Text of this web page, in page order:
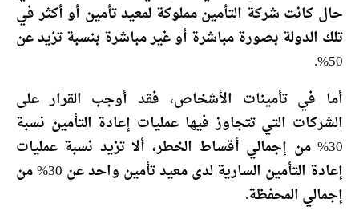
حال كانت شركة التأمين مملوكة لمعيد تأمين أو أكثر في
تلك الدولة بصورة مباشرة أو غير مباشرة بنسبة تزيد عن
50%.
أما في تأمينات الأشخاص، فقد أوجب القرار على
الشركات التي تتجاوز فيها عمليات إعادة التأمين نسبة
30% من إجمالي أقساط الخطر، ألا تزيد نسبة عمليات
إعادة التأمين السارية لدى معيد تأمين واحد عن 30% من
إجمالي المحفظة.